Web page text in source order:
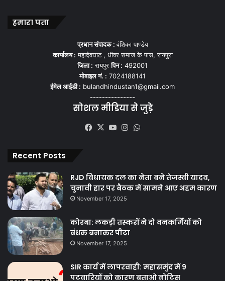
हमारा पता
प्रधान संपादक :वंशिका पाण्डेय
कार्यालय : महादेवघाट , धीवर समाज के पास, रायपुरा
जिला : रायपुरपिन : 492001
मोबाइल नं. : 7024188141
ईमेल आईडी : bulandhindustan1@gmail.com
---------------
सोशल मीडिया से जुड़े
Facebook
X YouTubeInstagram
Recent Posts
RJD विधायक दल का नेता बने तेजस्वी यादव,
चुनावी हार पर बैठक में सामने आए अहम कारण
November 17, 2025
कोरबा: लकड़ी तस्करों ने दो वनकर्मियों को
बंधक बनाकर पीटा
November 17, 2025
SIR कार्य में लापरवाही: महासमुंद में 9
पटवारियों को कारण बताओ नोटिस